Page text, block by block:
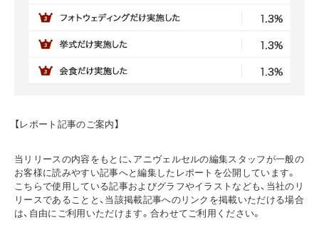
【レポート記事のご案内】
当リリースの内容をもとに、アニヴェルセルの編集スタッフが一般の
お客様に読みやすい記事へと編集したレポートを公開しています。
こちらで使用している記事およびグラフやイラストなども、当社のリ
リースであることと、当該掲載記事へのリンクを掲載いただける場合
は、自由にご利用いただけます。合わせてご利用ください。